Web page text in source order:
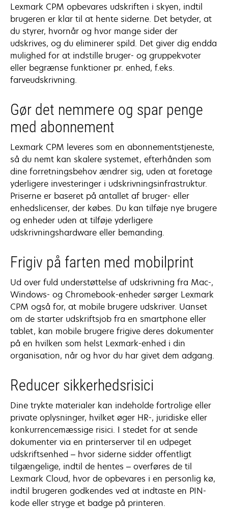
Lexmark CPM opbevares udskriften i skyen, indtil
brugeren er klar til at hente siderne. Det betyder, at
du styrer, hvornår og hvor mange sider der
udskrives, og du eliminerer spild. Det giver dig endda
mulighed for at indstille bruger- og gruppekvoter
eller begrænse funktioner pr. enhed, f.eks.
farveudskrivning.
Gør det nemmere og spar penge
med abonnement
Lexmark CPM leveres som en abonnementstjeneste,
så du nemt kan skalere systemet, efterhånden som
dine forretningsbehov ændrer sig, uden at foretage
yderligere investeringer i udskrivningsinfrastruktur.
Priserne er baseret på antallet af bruger- eller
enhedslicenser, der købes. Du kan tilføje nye brugere
og enheder uden at tilføje yderligere
udskrivningshardware eller bemanding.
Frigiv på farten med mobilprint
Ud over fuld understøttelse af udskrivning fra Mac-,
Windows- og Chromebook-enheder sørger Lexmark
CPM også for, at mobile brugere udskriver. Uanset
om de starter udskriftsjob fra en smartphone eller
tablet, kan mobile brugere frigive deres dokumenter
på en hvilken som helst Lexmark-enhed i din
organisation, når og hvor du har givet dem adgang.
Reducer sikkerhedsrisici
Dine trykte materialer kan indeholde fortrolige eller
private oplysninger, hvilket øger HR-, juridiske eller
konkurrencemæssige risici. I stedet for at sende
dokumenter via en printerserver til en udpeget
udskriftsenhed – hvor siderne sidder offentligt
tilgængelige, indtil de hentes – overføres de til
Lexmark Cloud, hvor de opbevares i en personlig kø,
indtil brugeren godkendes ved at indtaste en PIN-
kode eller stryge et badge på printeren.